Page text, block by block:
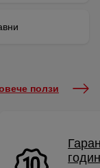
ползи